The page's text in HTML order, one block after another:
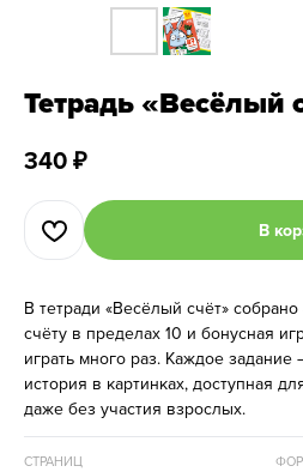
Тетрадь «Весёлый
340₽
В
В тетради «Весёлый счёт»
счёту в пределах 10 и бонусная
играть много раз. Каждое задание
история в картинках, доступная
даже без участия взрослых.
СТРАНИЦ